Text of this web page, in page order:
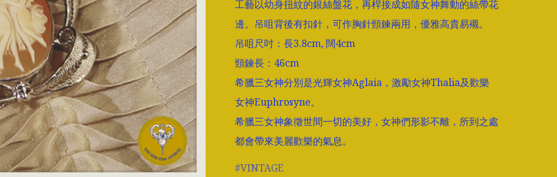
工藝以幼身扭紋的銀絲盤花，再桿接成如隨女神舞動的絲帶花
邊。吊咀背後有扣針，可作胸針頸鍊兩用，優雅高貴易襯。
吊咀尺吋：長3.8cm, 闊4cm
頸鍊長：46cm
希臘三女神分別是光輝女神Aglaia，激勵女神Thalia及歡樂
女神Euphrosyne。
希臘三女神象徵世間一切的美好，女神們形影不離，所到之處
都會帶來美麗歡樂的氣息。
VINTAGE